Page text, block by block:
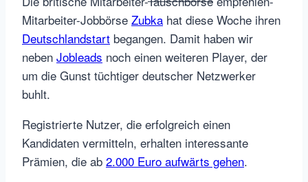
Mitarbeiter-Jobbörse Zubka hat diese Woche ihren
Deutschlandstart begangen. Damit haben wir
neben Jobleads noch einen weiteren Player, der
um die Gunst tüchtiger deutscher Netzwerker
buhlt.
Registrierte Nutzer, die erfolgreich einen
Kandidaten vermitteln, erhalten interessante
Prämien, die ab 2.000 Euro aufwärts gehen.